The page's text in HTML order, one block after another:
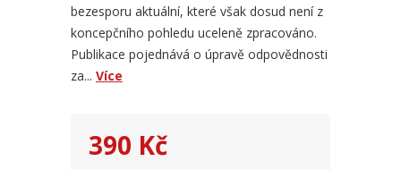
bezesporu aktuální, které však dosud není z
koncepčního pohledu uceleně zpracováno.
Publikace pojednává o úpravě odpovědnosti
za... Více
390 Kč